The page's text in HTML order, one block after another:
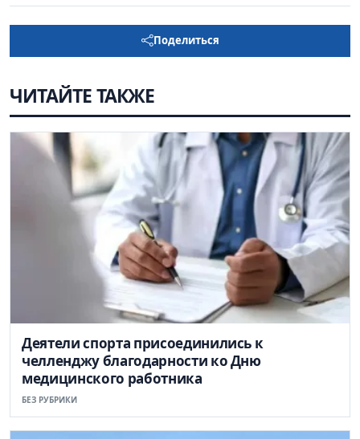
Поделиться
ЧИТАЙТЕ ТАКЖЕ
Деятели спорта присоединились к
челленджу благодарности ко Дню
медицинского работника
БЕЗ РУБРИКИ